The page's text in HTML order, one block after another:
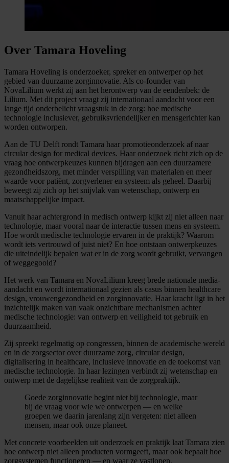
Over Tamara Hoveling
Tamara Hoveling is onderzoeker, spreker en ontwerper op het
gebied van duurzame zorginnovatie. Als co-founder van
NovaLilium werkt zij aan het herontwerp van de eendenbek: de
Lilium. Met dit project vraagt zij internationaal aandacht voor een
lange tijd onderbelicht vraagstuk in de zorg: hoe medische
technologie inclusiever, gebruiksvriendelijker en mensgerichter kan
worden ontworpen.
Aan de TU Delft rondt Tamara haar promotieonderzoek af naar
circular design for medical devices. Haar onderzoek richt zich op de
vraag hoe ontwerpkeuzes kunnen bijdragen aan een duurzamere
gezondheidszorg, met minder verspilling van materialen en meer
waarde voor patiënt, zorgverlener en systeem als geheel. Daarbij
beweegt zij zich op het snijvlak van wetenschap, ontwerp en
maatschappelijke impact.
Vanuit haar achtergrond in medisch ontwerp kijkt zij niet alleen naar
technologie, maar vooral naar de interactie tussen mens en systeem.
Hoe wordt medische technologie ervaren in de praktijk? Waarom
wordt iets vertrouwd of juist niet? En hoe ontstaan ontwerpkeuzes
die uiteindelijk bepalen wat er in de zorg wordt gebruikt, vervangen
of weggegooid?
Het werk van Tamara en NovaLilium kreeg brede nationale media-
aandacht en wordt internationaal gezien als casus binnen healthcare
design, vrouwengezondheid en zorginnovatie. Haar kracht ligt in het
inzichtelijk maken van vaak onzichtbare mechanismen achter
medische technologie: van ontwerp en veiligheid tot gebruik en
duurzaamheid.
Zij spreekt regelmatig op congressen, binnen de academische wereld
en in de zorgsector over duurzame zorg, circular design,
digitalisering in healthcare, inclusieve innovatie en de toekomst van
medische technologie. In haar lezingen verbindt zij wetenschap en
ontwerp met de dagelijkse realiteit van de zorgpraktijk.
Goede zorginnovatie begint niet bij technologie, maar
bij de vraag voor wie we ontwerpen — en welke
groepen we daarin jarenlang zijn vergeten: niet alleen
mensen, maar ook onze planeet.
Met concrete voorbeelden uit onderzoek en praktijk laat Tamara zien
hoe ontwerp niet alleen producten vormgeeft, maar ook bepaalt hoe
zorgsystemen functioneren — en waar ze vastlopen.